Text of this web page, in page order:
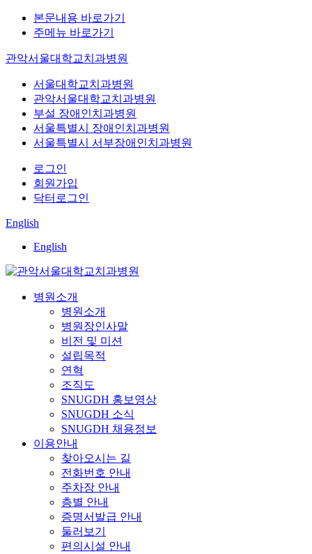
본문내용 바로가기
주메뉴 바로가기
관악서울대학교치과병원
서울대학교치과병원
관악서울대학교치과병원
부설 장애인치과병원
서울특별시 장애인치과병원
서울특별시 서부장애인치과병원
로그인
회원가입
닥터로그인
English
English
병원소개
병원소개
병원장인사말
비전 및 미션
설립목적
연혁
조직도
SNUGDH 홍보영상
SNUGDH 소식
SNUGDH 채용정보
이용안내
찾아오시는 길
전화번호 안내
주차장 안내
층별 안내
증명서발급 안내
둘러보기
편의시설 안내